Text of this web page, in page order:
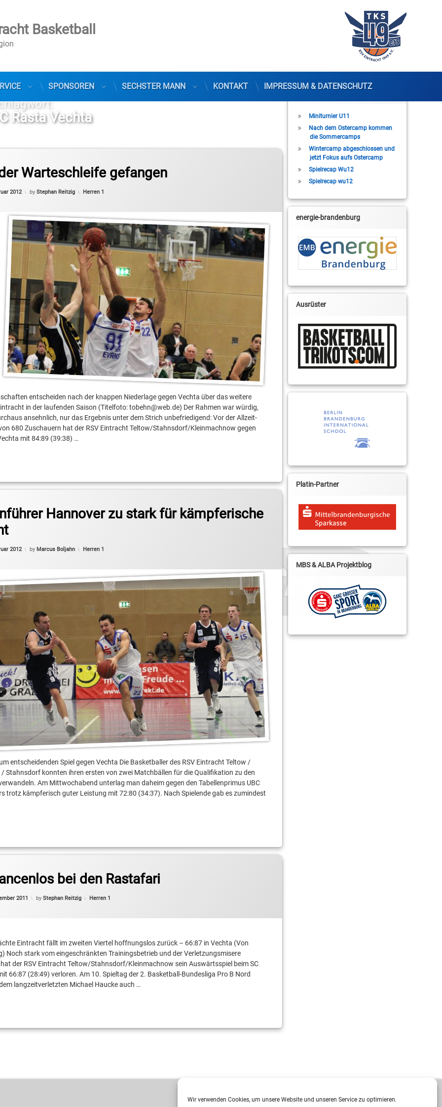
Wir verwenden Cookies, um unsere Website und unseren Service zu optimieren.
Basketball
SPONSOREN SECHSTER MANN KONTAKT IMPRESSUM & DATENSCHUTZ
Rasta Vechta
Warteschleife gefangen
2012
Updated on 19. Februar 2012
by Stephan Reitzig Categories:
Herren 1
entscheiden nach der knappen Niederlage gegen Vechta über das weitere
in der laufenden Saison (Titelfoto: tobehn@web.de) Der Rahmen war würdig,
ansehnlich, nur das Ergebnis unter dem Strich unbefriedigend: Vor der Allzeit-
680 Zuschauern hat der RSV Eintracht Teltow/Stahnsdorf/Kleinmachnow gegen
mit 84:89 (39:38) …
Hannover zu stark für kämpferische
2012
Updated on16. Februar 2012
by Marcus Boljahn Categories:
Herren 1
entscheidenden Spiel gegen Vechta Die Basketballer des RSV Eintracht Teltow /
Stahnsdorf konnten ihren ersten von zwei Matchbällen für die Qualifikation zu den
Am Mittwochabend unterlag man daheim gegen den Tabellenprimus UBC
trotz kämpferisch guter Leistung mit 72:80 (34:37). Nach Spielende gab es zumindest
bei den Rastafari
2011 by Stephan Reitzig Categories:
Herren 1
Eintracht fällt im zweiten Viertel hoffnungslos zurück – 66:87 in Vechta (Von
Noch stark vom eingeschränkten Trainingsbetrieb und der Verletzungsmisere
der RSV Eintracht Teltow/Stahnsdorf/Kleinmachnow sein Auswärtsspiel beim SC
66:87 (28:49) verloren. Am 10. Spieltag der 2. Basketball-Bundesliga Pro B Nord
langzeitverletzten Michael Haucke auch …
Miniturnier U11
Nach dem Ostercamp kommen
die Sommercamps
Wintercamp abgeschlossen und
jetzt Fokus aufs Ostercamp
Spielrecap Wu12
Spielrecap wu12
energie-brandenburg
Ausrüster
Platin-Partner
MBS & ALBA Projektblog
Hosted byCAROWEB